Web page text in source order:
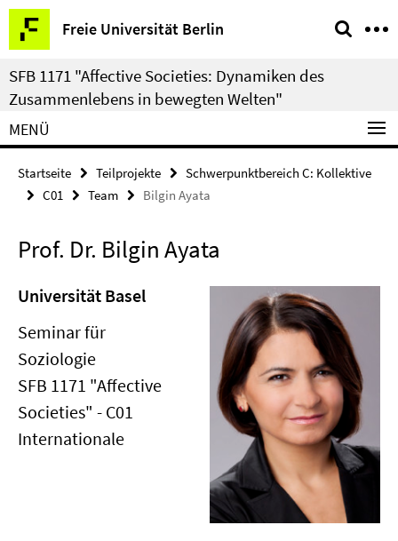
Springe
direkt
zu
Inhalt
Freie Universität Berlin
Service-
Navigation
SFB 1171 "Affective Societies: Dynamiken des
Zusammenlebens in bewegten Welten"
MENÜ
Startseite Teilprojekte
Schwerpunktbereich C: Kollektive
C01
Team Bilgin Ayata
Prof. Dr. Bilgin Ayata
Universität Basel
Seminar für
Soziologie
SFB 1171 "Affective
Societies" - C01
Internationale